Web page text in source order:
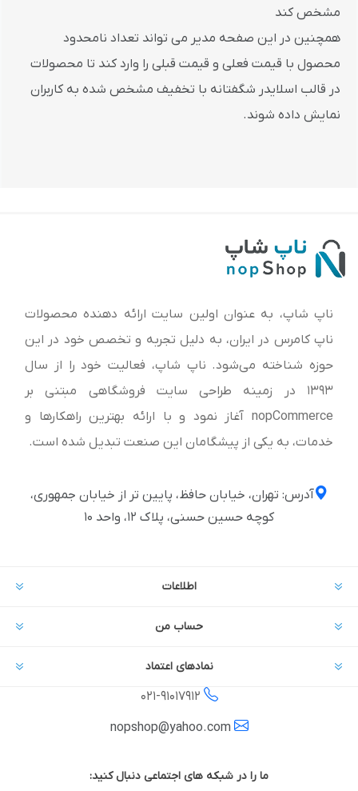
مشخص کند
همچنین در این صفحه مدیر می تواند تعداد نامحدود
محصول با قیمت فعلی و قیمت قبلی را وارد کند تا محصولات
در قالب اسلایدر شگفتانه با تخفیف مشخص شده به کاربران
نمایش داده شوند.
ناپ شاپ، به عنوان اولین سایت ارائه‌ دهنده محصولات
ناپ کامرس در ایران، به دلیل تجربه و تخصص خود در این
حوزه شناخته می‌شود. ناپ شاپ، فعالیت خود را از سال
1393 در زمینه طراحی سایت فروشگاهی مبتنی بر
nopCommerce آغاز نمود و با ارائه بهترین راهکارها و
خدمات، به یکی از پیشگامان این صنعت تبدیل شده است.
آدرس: تهران، خیابان حافظ، پایین تر از خیابان جمهوری،
کوچه حسین حسنی، پلاک ۱۲، واحد ۱۰
اطلاعات
حساب من
نمادهای اعتماد
021-91017912
ما را در شبکه های اجتماعی دنبال کنید: